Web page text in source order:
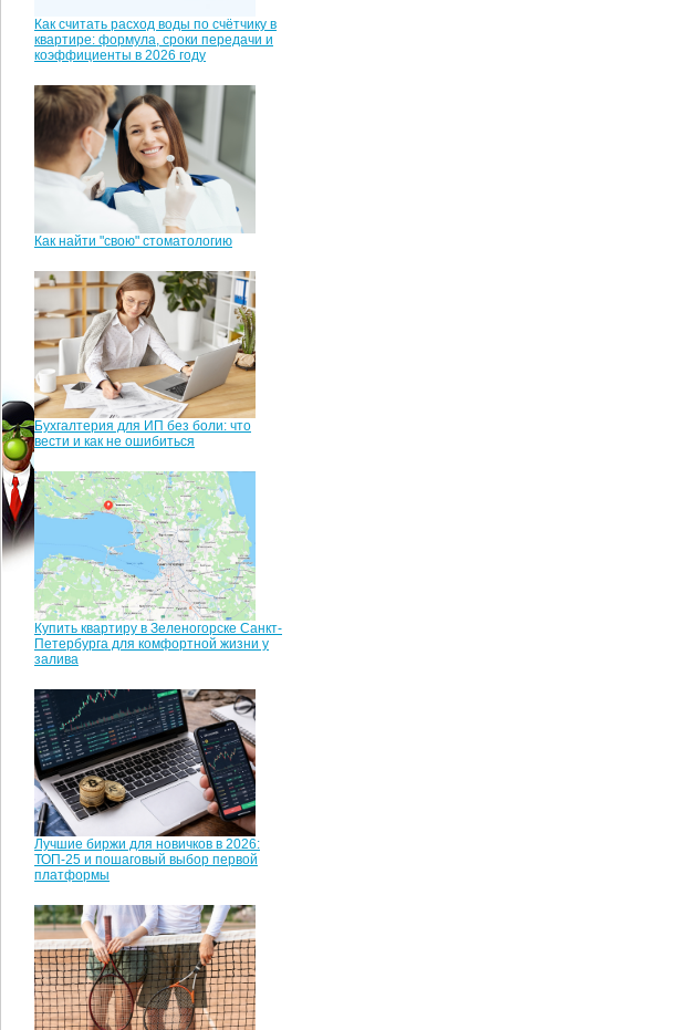
Как считать расход воды по счётчику в
квартире: формула, сроки передачи и
коэффициенты в 2026 году
Как найти "свою" стоматологию
Бухгалтерия для ИП без боли: что
вести и как не ошибиться
Купить квартиру в Зеленогорске Санкт-
Петербурга для комфортной жизни у
залива
Лучшие биржи для новичков в 2026:
ТОП-25 и пошаговый выбор первой
платформы